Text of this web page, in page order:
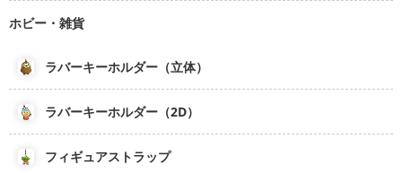
ホビー・雑貨
ラバーキーホルダー（立体）
ラバーキーホルダー（2D）
フィギュアストラップ